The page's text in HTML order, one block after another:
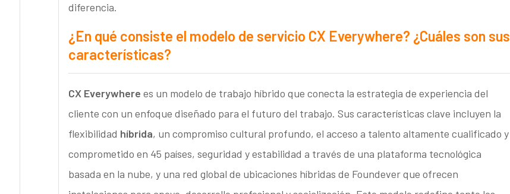
diferencia.
¿En qué consiste el modelo de servicio CX Everywhere? ¿Cuáles son sus
características?
CX Everywhere es un modelo de trabajo híbrido que conecta la estrategia de experiencia del
cliente con un enfoque diseñado para el futuro del trabajo. Sus características clave incluyen la
flexibilidad híbrida, un compromiso cultural profundo, el acceso a talento altamente cualificado y
comprometido en 45 países, seguridad y estabilidad a través de una plataforma tecnológica
basada en la nube, y una red global de ubicaciones híbridas de Foundever que ofrecen